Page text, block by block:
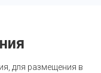
для размещения в